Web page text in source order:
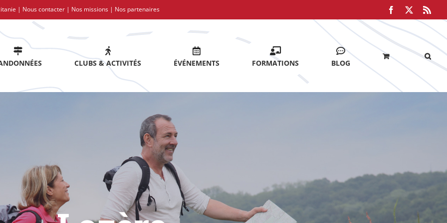
| Nous contacter | Nos missions | Nos partenaires Facebook
CLUBS & ACTIVITÉS ÉVÉNEMENTS FORMATIONS BLOG